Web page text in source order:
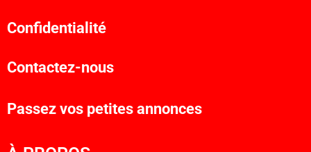
Confidentialité
Contactez-nous
Passez vos petites annonces